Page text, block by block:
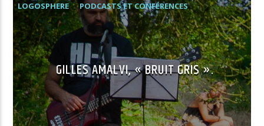
Titre diffusé :
LOGOSPHERE PODCASTS ET CONFÉRENCES
GILLES AMALVI, « BRUIT GRIS ».